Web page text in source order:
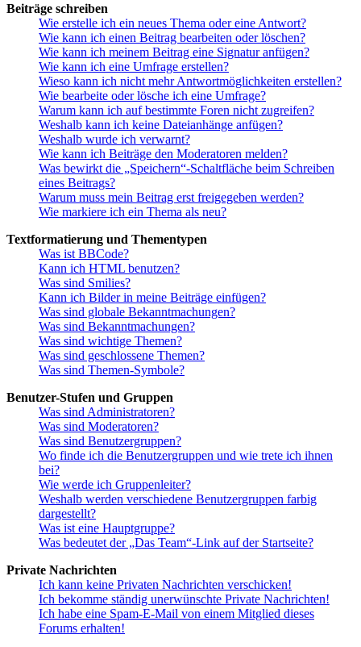
Beiträge schreiben
Wie erstelle ich ein neues Thema oder eine Antwort?
Wie kann ich einen Beitrag bearbeiten oder löschen?
Wie kann ich meinem Beitrag eine Signatur anfügen?
Wie kann ich eine Umfrage erstellen?
Wieso kann ich nicht mehr Antwortmöglichkeiten erstellen?
Wie bearbeite oder lösche ich eine Umfrage?
Warum kann ich auf bestimmte Foren nicht zugreifen?
Weshalb kann ich keine Dateianhänge anfügen?
Weshalb wurde ich verwarnt?
Wie kann ich Beiträge den Moderatoren melden?
Was bewirkt die „Speichern“-Schaltfläche beim Schreiben
eines Beitrags?
Warum muss mein Beitrag erst freigegeben werden?
Wie markiere ich ein Thema als neu?
Textformatierung und Thementypen
Was ist BBCode?
Kann ich HTML benutzen?
Was sind Smilies?
Kann ich Bilder in meine Beiträge einfügen?
Was sind globale Bekanntmachungen?
Was sind Bekanntmachungen?
Was sind wichtige Themen?
Was sind geschlossene Themen?
Was sind Themen-Symbole?
Benutzer-Stufen und Gruppen
Was sind Administratoren?
Was sind Moderatoren?
Was sind Benutzergruppen?
Wo finde ich die Benutzergruppen und wie trete ich ihnen
bei?
Wie werde ich Gruppenleiter?
Weshalb werden verschiedene Benutzergruppen farbig
dargestellt?
Was ist eine Hauptgruppe?
Was bedeutet der „Das Team“-Link auf der Startseite?
Private Nachrichten
Ich kann keine Privaten Nachrichten verschicken!
Ich bekomme ständig unerwünschte Private Nachrichten!
Ich habe eine Spam-E-Mail von einem Mitglied dieses
Forums erhalten!